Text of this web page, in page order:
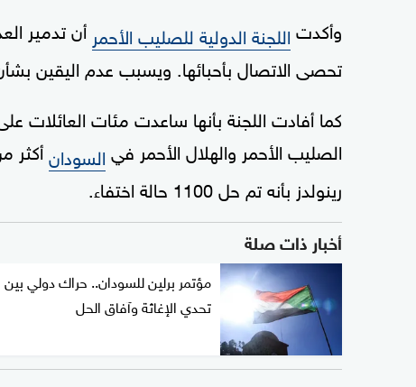
وأكدت اللجنة الدولية للصليب الأحمر أن تدمير
تحصى الاتصال بأحبائها. ويسبب عدم اليقين
كما أفادت اللجنة بأنها ساعدت مئات العائلات
الصليب الأحمر والهلال الأحمر في السودان
رينولدز بأنه تم حل 1100 حالة اختفاء.
أخبار ذات صلة
مؤتمر برلين للسودان.. حراك دولي بين
تحدي الإغاثة وآفاق الحل